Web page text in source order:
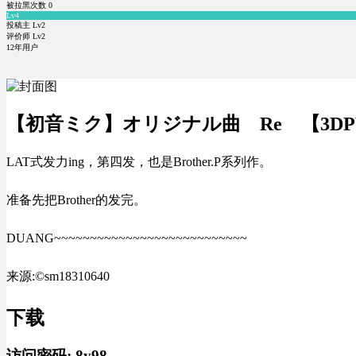
被拉黑次数 0
Lv4
投稿主 Lv2
评价师 Lv2
12年用户
【初音ミク】オリジナル曲 Re 【
LAT式发力ing，第四发，也是Brother.P系列作。
准备先把Brother的发完。
DUANG~~~~~~~~~~~~~~~~~~~~~~~~~~~
来源:©sm18310640
下载